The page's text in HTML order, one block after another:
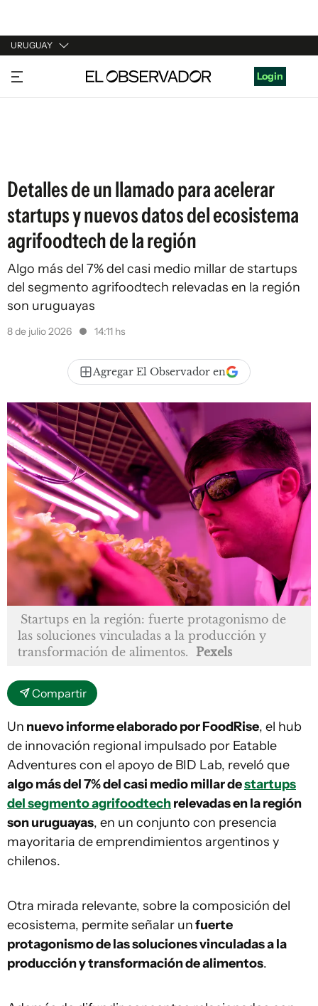
URUGUAY
URUGUAY
ARGENTINA
Login
Detalles de un llamado para acelerar
startups y nuevos datos del ecosistema
agrifoodtech de la región
Algo más del 7% del casi medio millar de startups
del segmento agrifoodtech relevadas en la región
son uruguayas
8 de julio 2026 14:11 hs
Agregar El Observador en
Startups en la región: fuerte protagonismo de
las soluciones vinculadas a la producción y
transformación de alimentos.
Pexels
Compartir
Un nuevo informe elaborado por FoodRise, el hub
de innovación regional impulsado por Eatable
Adventures con el apoyo de BID Lab, reveló que
algo más del 7% del casi medio millar destartups
del segmento agrifoodtechrelevadas en la región
son uruguayas, en un conjunto con presencia
mayoritaria de emprendimientos argentinos y
chilenos.
Otra mirada relevante, sobre la composición del
ecosistema, permite señalar unfuerte
protagonismo de las soluciones vinculadas a la
producción y transformación de alimentos.